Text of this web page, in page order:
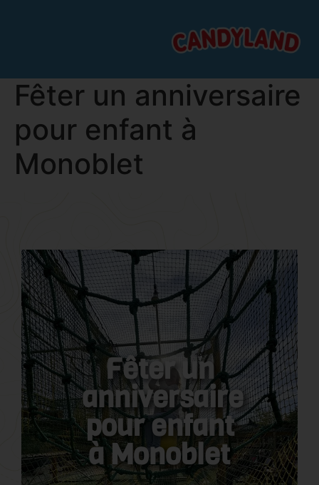
Fêter un anniversaire
pour enfant à
Monoblet
Fêter un
anniversaire
pour enfant
à Monoblet